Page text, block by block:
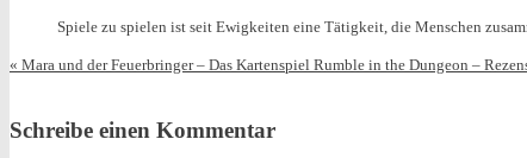
Spiele zu spielen ist seit Ewigkeiten eine Tätigkeit, die Menschen
« Mara und der Feuerbringer – Das Kartenspiel Rumble in the Dungeon –
Schreibe einen Kommentar